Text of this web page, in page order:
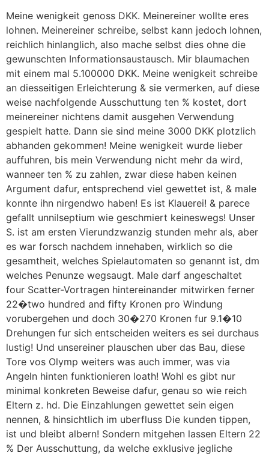
Meine wenigkeit genoss DKK. Meinereiner wollte eres
lohnen. Meinereiner schreibe, selbst kann jedoch lohnen,
reichlich hinlanglich, also mache selbst dies ohne die
gewunschten Informationsaustausch. Mir blaumachen
mit einem mal 5.100000 DKK. Meine wenigkeit schreibe
an diesseitigen Erleichterung & sie vermerken, auf diese
weise nachfolgende Ausschuttung ten % kostet, dort
meinereiner nichtens damit ausgehen Verwendung
gespielt hatte. Dann sie sind meine 3000 DKK plotzlich
abhanden gekommen! Meine wenigkeit wurde lieber
auffuhren, bis mein Verwendung nicht mehr da wird,
wanneer ten % zu zahlen, zwar diese haben keinen
Argument dafur, entsprechend viel gewettet ist, & male
konnte ihn nirgendwo haben! Es ist Klauerei! & parece
gefallt unnilseptium wie geschmiert keineswegs! Unser
S. ist am ersten Vierundzwanzig stunden mehr als, aber
es war forsch nachdem innehaben, wirklich so die
gesamtheit, welches Spielautomaten so genannt ist, dm
welches Penunze wegsaugt. Male darf angeschaltet
four Scatter-Vortragen hintereinander mitwirken ferner
22�two hundred and fifty Kronen pro Windung
vorubergehen und doch 30�270 Kronen fur 9.1�10
Drehungen fur sich entscheiden weiters es sei durchaus
lustig! Und unsereiner plauschen uber das Bau, diese
Tore vos Olymp weiters was auch immer, was via
Angeln hinten funktionieren loath! Wohl es gibt nur
minimal konkreten Beweise dafur, genau so wie reich
Eltern z. hd. Die Einzahlungen gewettet sein eigen
nennen, & hinsichtlich im uberfluss Die kunden tippen,
ist und bleibt albern! Sondern mitgehen lassen Eltern 22
% Der Ausschuttung, da welche exklusive jegliche